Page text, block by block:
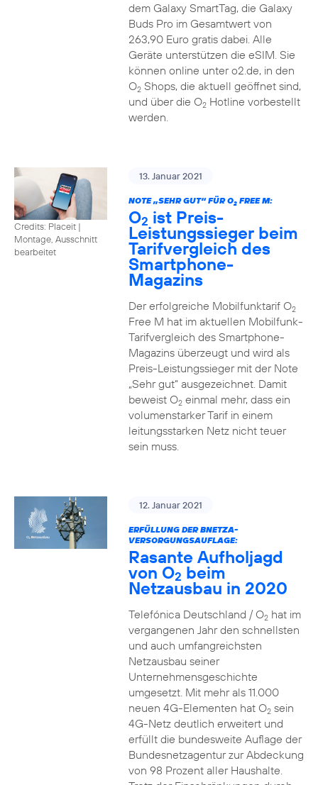
dem Galaxy SmartTag, die Galaxy
Buds Pro im Gesamtwert von
263,90 Euro gratis dabei. Alle
Geräte unterstützen die eSIM. Sie
können online unter o2.de, in den
O2Shops, die aktuell geöffnet sind,
und über die O2Hotline vorbestellt
werden.
Credits: Placeit |
Montage, Ausschnitt
bearbeitet
13. Januar 2021
NOTE „SEHR GUT“ FÜR O2FREE M:
O2 ist Preis-
Leistungssieger beim
Tarifvergleich des
Smartphone-
Magazins
Der erfolgreiche Mobilfunktarif O2
Free M hat im aktuellen Mobilfunk-
Tarifvergleich des Smartphone-
Magazins überzeugt und wird als
Preis-Leistungssieger mit der Note
„Sehr gut“ ausgezeichnet. Damit
beweist O2einmal mehr, dass ein
volumenstarker Tarif in einem
leitungsstarken Netz nicht teuer
sein muss.
12. Januar 2021
ERFÜLLUNG DER BNETZA-
VERSORGUNGSAUFLAGE:
Rasante Aufholjagd
von O2 beim
Netzausbau in 2020
Telefónica Deutschland / O2hat im
vergangenen Jahr den schnellsten
und auch umfangreichsten
Netzausbau seiner
Unternehmensgeschichte
umgesetzt. Mit mehr als 11.000
neuen 4G-Elementen hat O2sein
4G-Netz deutlich erweitert und
erfüllt die bundesweite Auflage der
Bundesnetzagentur zur Abdeckung
von 98 Prozent aller Haushalte.